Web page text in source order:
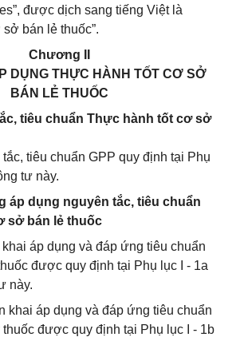
được dịch sang tiếng Việt là
bán lẻ thuốc”.
Chương II
DỤNG THỰC HÀNH TỐT CƠ SỞ
BÁN LẺ THUỐC
tiêu chuẩn Thực hành tốt cơ sở
tiêu chuẩn GPP quy định tại Phụ
tư này.
áp dụng nguyên tắc, tiêu chuẩn
sở bán lẻ thuốc
áp dụng và đáp ứng tiêu chuẩn
được quy định tại Phụ lục I - 1a
này.
khai áp dụng và đáp ứng tiêu chuẩn
được quy định tại Phụ lục I - 1b